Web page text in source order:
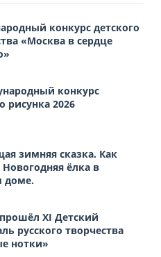
конкурс детского
«Москва в сердце
конкурс
рисунка 2026
зимняя сказка. Как
ёлка в
доме.
XI Детский
русского творчества
нотки»